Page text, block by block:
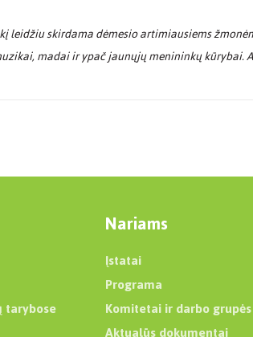
leidžiu skirdama dėmesio artimiausiems
madai ir ypač jaunųjų menininkų
tarybose
Nariams
Įstatai
Programa
Komitetai ir darbo grupės